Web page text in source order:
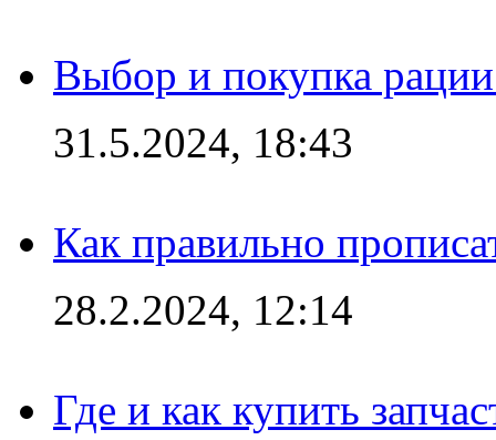
Выбор и покупка
31.5.2024, 18:43
Как правильно
28.2.2024, 12:14
Где и как купить